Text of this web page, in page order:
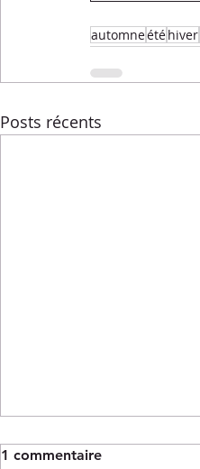
automneétéhiver
Posts récents
1 commentaire